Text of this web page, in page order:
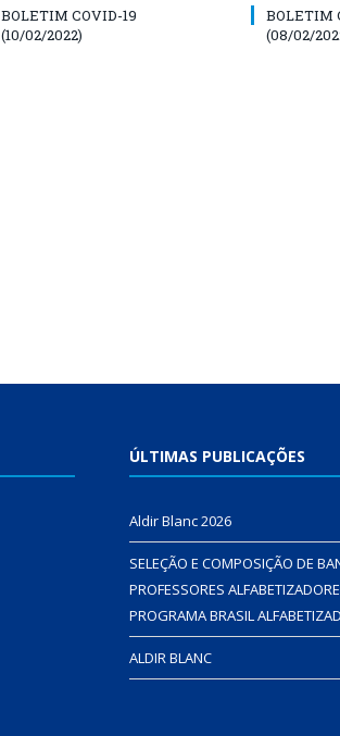
BOLETIM COVID-19
(10/02/2022)
BOLETIM
(08/02/
ÚLTIMAS PUBLICAÇÕES
Aldir Blanc 2026
SELEÇÃO E COMPOSIÇÃO DE
PROFESSORES
PROGRAMA BRASIL
ALDIR BLANC